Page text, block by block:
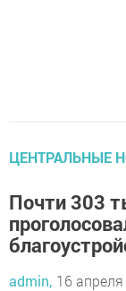
ЦЕНТРАЛЬНЫЕ
Почти 303
admin, 16